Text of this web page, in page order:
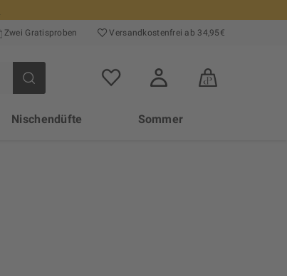
Zwei Gratisproben Versand­kosten­frei ab 34,95€
Nischendüfte Sommer